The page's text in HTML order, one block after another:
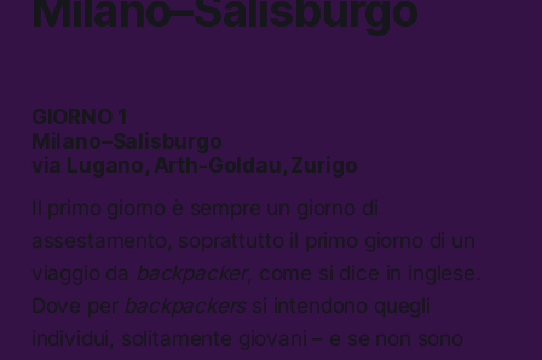
GIORNO 1
Milano–Salisburgo
via Lugano, Arth-Goldau, Zurigo
Il primo giorno è sempre un giorno di
assestamento, soprattutto il primo giorno di un
viaggio da backpacker, come si dice in inglese.
Dove per backpackerssi intendono quegli
individui, solitamente giovani – e se non sono